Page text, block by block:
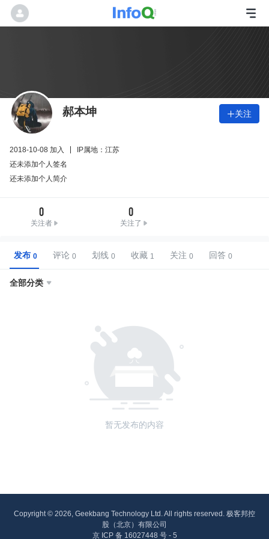
郝本坤 关注
2018-10-08 加入
IP属地：江苏
还未添加个人签名
还未添加个人简介
0
关注者
0
关注了
发布 评论 划线 收藏 关注 回答
全部分类 
暂无发布的内容
Copyright © 2026, Geekbang Technology Ltd. All rights reserved. 极客邦控
股（北京）有限公司
京 ICP 备 16027448 号 - 5